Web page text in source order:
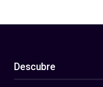
ES
EN
Acerca de nosotros
Descubre